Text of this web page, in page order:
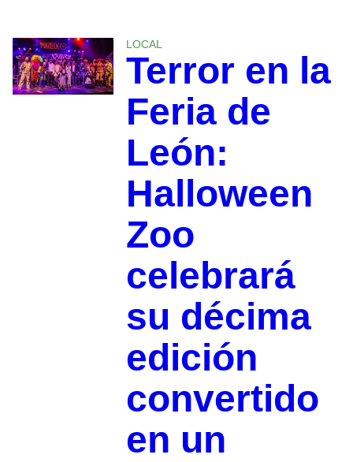
LOCAL
Terror en la
Feria de
León:
Halloween
Zoo
celebrará
su décima
edición
convertido
en un